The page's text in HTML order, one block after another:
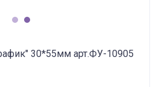
30*55мм арт.ФУ-10905